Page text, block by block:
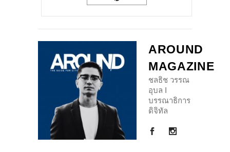
AROUND
MAGAZINE
ชลธิช วรรณ
อุบล I
บรรณาธิการ
ดิจิทัล